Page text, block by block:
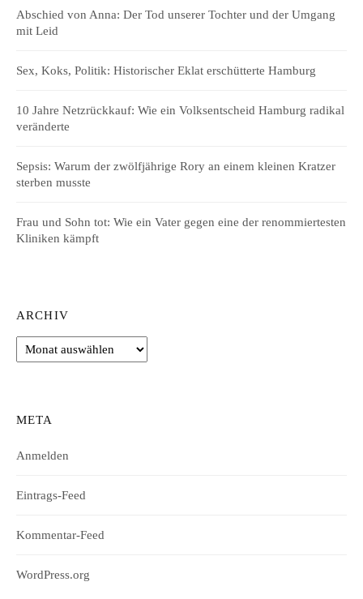
Abschied von Anna: Der Tod unserer Tochter und der Umgang
mit Leid
Sex, Koks, Politik: Historischer Eklat erschütterte Hamburg
10 Jahre Netzrückkauf: Wie ein Volksentscheid Hamburg radikal
veränderte
Sepsis: Warum der zwölfjährige Rory an einem kleinen Kratzer
sterben musste
Frau und Sohn tot: Wie ein Vater gegen eine der renommiertesten
Kliniken kämpft
ARCHIV
Archiv
META
Anmelden
Eintrags-Feed
Kommentar-Feed
WordPress.org